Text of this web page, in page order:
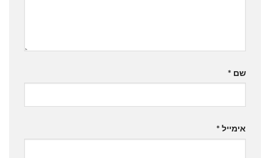
שם *
אימייל *